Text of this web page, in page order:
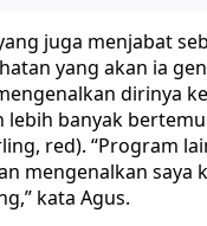
juga menjabat
yang akan ia
dirinya
banyak
red). “Program
mengenalkan saya
kata Agus.